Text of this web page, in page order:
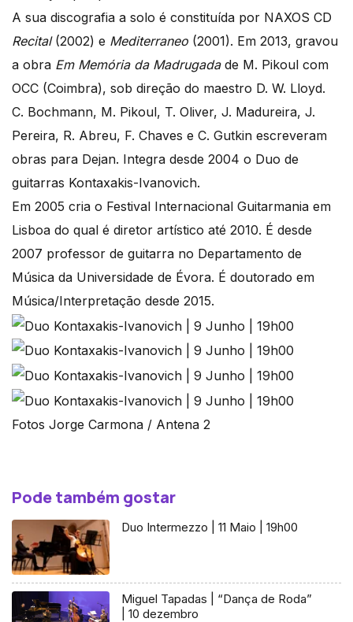
A sua discografia a solo é constituída por NAXOS CD
Recital (2002) e Mediterraneo (2001). Em 2013, gravou
a obra Em Memória da Madrugadade M. Pikoul com
OCC (Coimbra), sob direção do maestro D. W. Lloyd.
C. Bochmann, M. Pikoul, T. Oliver, J. Madureira, J.
Pereira, R. Abreu, F. Chaves e C. Gutkin escreveram
obras para Dejan. Integra desde 2004 o Duo de
guitarras Kontaxakis-Ivanovich.
Em 2005 cria o Festival Internacional Guitarmania em
Lisboa do qual é diretor artístico até 2010. É desde
2007 professor de guitarra no Departamento de
Música da Universidade de Évora. É doutorado em
Música/Interpretação desde 2015.
Fotos Jorge Carmona / Antena 2
Pode também gostar
Duo Intermezzo | 11 Maio | 19h00
Miguel Tapadas | “Dança de Roda”
| 10 dezembro